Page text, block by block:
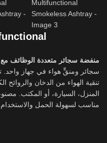
منفضة سجائر متعددة الوظائف
سجائر ومنقٍّ هواء في جهاز واحد.
تنقية الهواء من الدخان والروائح
المنزل، السيارة، أو المكتب.
مناسب لسهولة الحمل